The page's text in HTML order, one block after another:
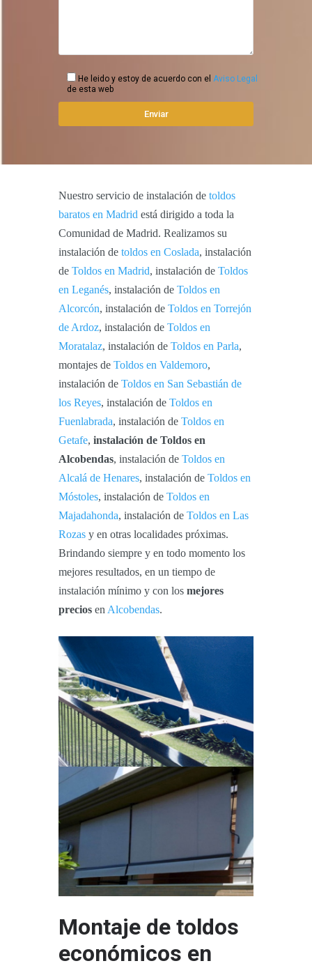
He leido y estoy de acuerdo con el Aviso Legal
de esta web
Nuestro servicio de instalación de toldos
baratos en Madrid está dirigido a toda la
Comunidad de Madrid. Realizamos su
instalación de toldos en Coslada, instalación
de Toldos en Madrid, instalación de Toldos
en Leganés, instalación de Toldos en
Alcorcón, instalación de Toldos en Torrejón
de Ardoz, instalación de Toldos en
Moratalaz, instalación de Toldos en Parla,
montajes de Toldos en Valdemoro,
instalación de Toldos en San Sebastián de
los Reyes, instalación de Toldos en
Fuenlabrada, instalación de Toldos en
Getafe, instalación de Toldos en
Alcobendas, instalación de Toldos en
Alcalá de Henares, instalación de Toldos en
Móstoles, instalación de Toldos en
Majadahonda, instalación de Toldos en Las
Rozas y en otras localidades próximas.
Brindando siempre y en todo momento los
mejores resultados, en un tiempo de
instalación mínimo y con los mejores
precios en Alcobendas.
Montaje de toldos
económicos en